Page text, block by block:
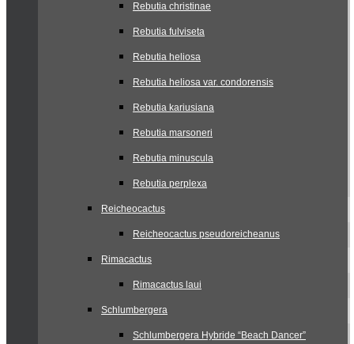
Rebutia christinae
Rebutia fulviseta
Rebutia heliosa
Rebutia heliosa var. condorensis
Rebutia kariusiana
Rebutia marsoneri
Rebutia minuscula
Rebutia perplexa
Reicheocactus
Reicheocactus pseudoreicheanus
Rimacactus
Rimacactus laui
Schlumbergera
Schlumbergera Hybride “Beach Dancer”